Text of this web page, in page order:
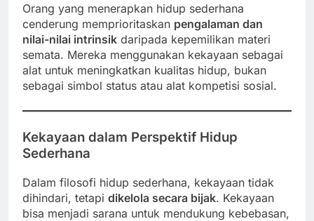
Orang yang menerapkan hidup sederhana
cenderung memprioritaskan pengalaman dan
nilai-nilai intrinsik daripada kepemilikan materi
semata. Mereka menggunakan kekayaan sebagai
alat untuk meningkatkan kualitas hidup, bukan
sebagai simbol status atau alat kompetisi sosial.
Kekayaan dalam Perspektif Hidup
Sederhana
Dalam filosofi hidup sederhana, kekayaan tidak
dihindari, tetapi dikelola secara bijak. Kekayaan
bisa menjadi sarana untuk mendukung kebebasan,